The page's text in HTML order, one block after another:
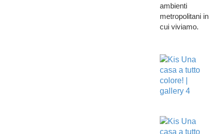
ambienti
metropolitani in
cui viviamo.